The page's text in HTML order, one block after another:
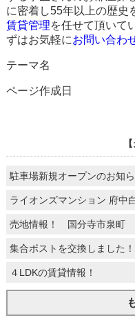
に密着し55年以上の歴史
賃貸管理を任せて頂いて
ずはお気軽にお問い合わ
テーマ名
ページ作成日
駐車場新規オープンのお知
ライオンズマンション 府
売地情報！ 国分寺市泉町
集合ポストを交換しました！
４LDKの賃貸情報！